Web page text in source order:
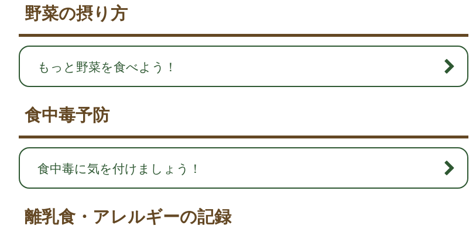
野菜の摂り方
もっと野菜を食べよう！
食中毒予防
食中毒に気を付けましょう！
離乳食・アレルギーの記録